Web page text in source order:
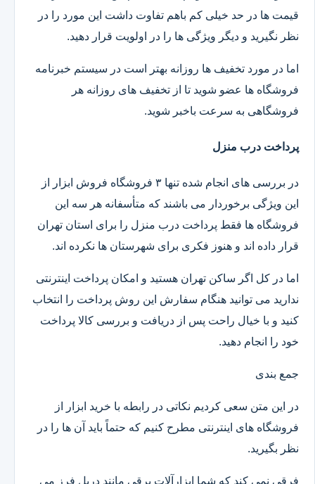
قیمت ها در حد خیلی کم باهم تفاوت داشت این مورد را در
نظر نگیرید و دیگر ویژگی ها را در اولویت قرار دهید.
اما در مورد تخفیف ها روزانه بهتر است در سیستم خبرنامه
فروشگاه ها عضو شوید تا از تخفیف های روزانه هر
فروشگاهی به سرعت باخبر شوید.
پرداخت درب منزل
در بررسی های انجام شده تنها ۳ فروشگاه فروش ابزار از
این ویژگی برخوردار می باشند که متأسفانه هر سه این
فروشگاه ها فقط پرداخت درب منزل را برای استان تهران
قرار داده اند و هنوز فکری برای شهرستان ها نکرده اند.
اما در کل اگر ساکن تهران هستید و امکان پرداخت اینترنتی
ندارید می توانید هنگام سفارش این روش پرداخت را انتخاب
کنید و با خیال راحت پس از دریافت و بررسی کالا پرداخت
خود را انجام دهید.
جمع بندی
در این متن سعی کردیم نکاتی در رابطه با خرید ابزار از
فروشگاه های اینترنتی مطرح کنیم که حتماً باید آن ها را در
نظر بگیرید.
فرقی نمی کند که شما ابزارآلات برقی مانند دریل فرز می